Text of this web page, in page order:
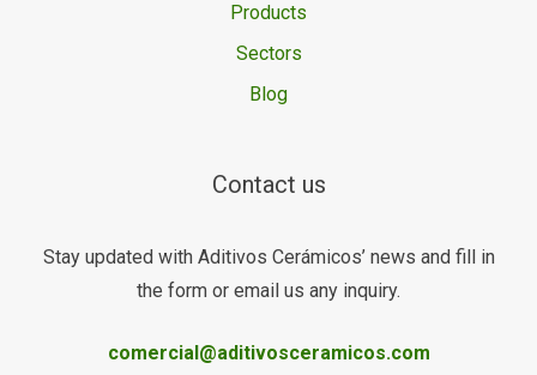
Products
Sectors
Blog
Contact us
Stay updated with Aditivos Cerámicos’ news and fill in
the form or email us any inquiry.
comercial@aditivosceramicos.com